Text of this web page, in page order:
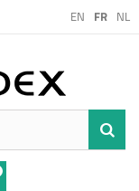
EN FR NL